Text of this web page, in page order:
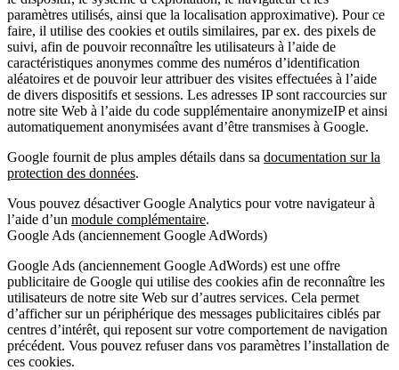
paramètres utilisés, ainsi que la localisation approximative). Pour ce
faire, il utilise des cookies et outils similaires, par ex. des pixels de
suivi, afin de pouvoir reconnaître les utilisateurs à l’aide de
caractéristiques anonymes comme des numéros d’identification
aléatoires et de pouvoir leur attribuer des visites effectuées à l’aide
de divers dispositifs et sessions. Les adresses IP sont raccourcies sur
notre site Web à l’aide du code supplémentaire anonymizeIP et ainsi
automatiquement anonymisées avant d’être transmises à Google.
Google fournit de plus amples détails dans sa documentation sur la
protection des données.
Vous pouvez désactiver Google Analytics pour votre navigateur à
l’aide d’un module complémentaire.
Google Ads (anciennement Google AdWords)
Google Ads (anciennement Google AdWords) est une offre
publicitaire de Google qui utilise des cookies afin de reconnaître les
utilisateurs de notre site Web sur d’autres services. Cela permet
d’afficher sur un périphérique des messages publicitaires ciblés par
centres d’intérêt, qui reposent sur votre comportement de navigation
précédent. Vous pouvez refuser dans vos paramètres l’installation de
ces cookies.